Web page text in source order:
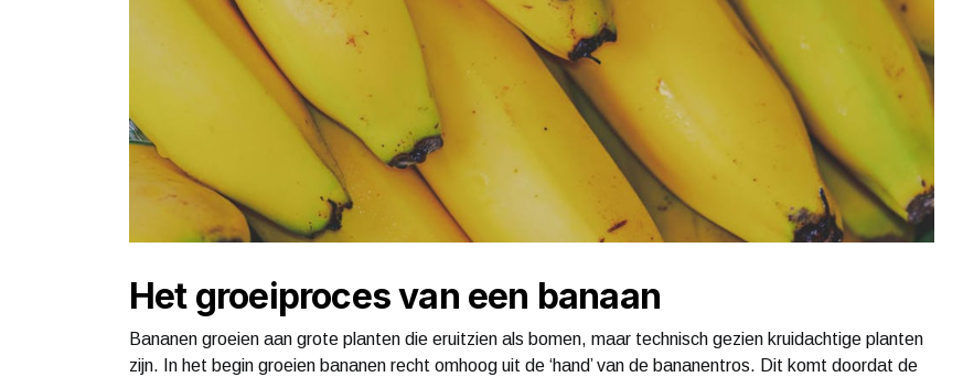
Het groeiproces van een banaan
Bananen groeien aan grote planten die eruitzien als bomen, maar technisch gezien kruidachtige planten
zijn. In het begin groeien bananen recht omhoog uit de ‘hand’ van de bananentros. Dit komt doordat de